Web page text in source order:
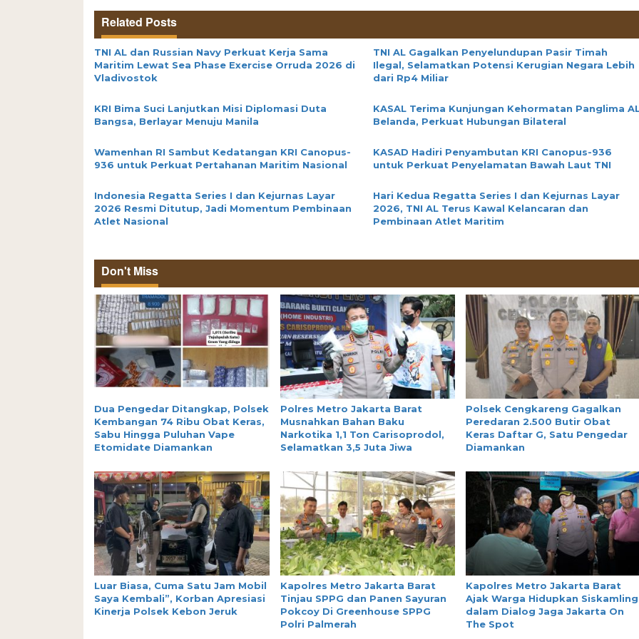
Related Posts
TNI AL dan Russian Navy Perkuat Kerja Sama
Maritim Lewat Sea Phase Exercise Orruda 2026 di
Vladivostok
TNI AL Gagalkan Penyelundupan Pasir Timah
Ilegal, Selamatkan Potensi Kerugian Negara Lebih
dari Rp4 Miliar
KRI Bima Suci Lanjutkan Misi Diplomasi Duta
Bangsa, Berlayar Menuju Manila
KASAL Terima Kunjungan Kehormatan Panglima
Belanda, Perkuat Hubungan Bilateral
Wamenhan RI Sambut Kedatangan KRI Canopus-
936 untuk Perkuat Pertahanan Maritim Nasional
KASAD Hadiri Penyambutan KRI Canopus-936
untuk Perkuat Penyelamatan Bawah Laut TNI
Indonesia Regatta Series I dan Kejurnas Layar
2026 Resmi Ditutup, Jadi Momentum Pembinaan
Atlet Nasional
Hari Kedua Regatta Series I dan Kejurnas Layar
2026, TNI AL Terus Kawal Kelancaran dan
Pembinaan Atlet Maritim
Don't Miss
Dua Pengedar Ditangkap, Polsek
Kembangan 74 Ribu Obat Keras,
Sabu Hingga Puluhan Vape
Etomidate Diamankan
Polres Metro Jakarta Barat
Musnahkan Bahan Baku
Narkotika 1,1 Ton Carisoprodol,
Selamatkan 3,5 Juta Jiwa
Polsek Cengkareng Gagalkan
Peredaran 2.500 Butir Obat
Keras Daftar G, Satu Pengedar
Diamankan
Luar Biasa, Cuma Satu Jam Mobil
Saya Kembali”, Korban Apresiasi
Kinerja Polsek Kebon Jeruk
Kapolres Metro Jakarta Barat
Tinjau SPPG dan Panen Sayuran
Pokcoy Di Greenhouse SPPG
Polri Palmerah
Kapolres Metro Jakarta Barat
Ajak Warga Hidupkan Siskamling
dalam Dialog Jaga Jakarta On
The Spot